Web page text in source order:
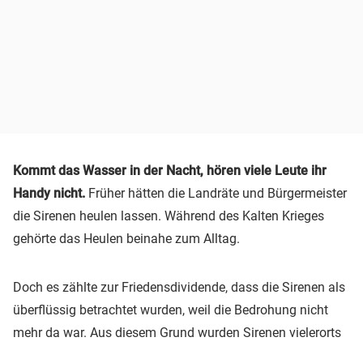
Kommt das Wasser in der Nacht, hören viele Leute ihr
Handy nicht. Früher hätten die Landräte und Bürgermeister
die Sirenen heulen lassen. Während des Kalten Krieges
gehörte das Heulen beinahe zum Alltag.
Doch es zählte zur Friedensdividende, dass die Sirenen als
überflüssig betrachtet wurden, weil die Bedrohung nicht
mehr da war. Aus diesem Grund wurden Sirenen vielerorts